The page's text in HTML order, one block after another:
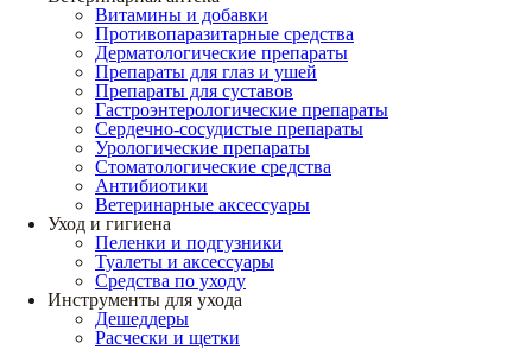
Витамины и добавки
Противопаразитарные средства
Дерматологические препараты
Препараты для глаз и ушей
Препараты для суставов
Гастроэнтерологические препараты
Сердечно-сосудистые препараты
Урологические препараты
Стоматологические средства
Антибиотики
Ветеринарные аксессуары
Уход и гигиена
Пеленки и подгузники
Туалеты и аксессуары
Средства по уходу
Инструменты для ухода
Дешеддеры
Расчески и щетки